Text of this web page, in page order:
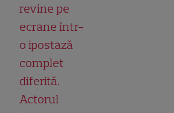
revine pe
ecrane într-
o ipostază
complet
diferită.
Actorul